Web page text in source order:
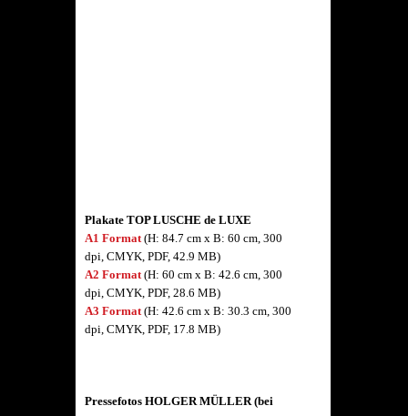
Plakate TOP LUSCHE de LUXE
A1 Format(H: 84.7 cm x B: 60 cm, 300
dpi, CMYK, PDF, 42.9 MB)
A2 Format(H: 60 cm x B: 42.6 cm, 300
dpi, CMYK, PDF, 28.6 MB)
A3 Format(H: 42.6 cm x B: 30.3 cm, 300
dpi, CMYK, PDF, 17.8 MB)
Pressefotos HOLGER MÜLLER (bei